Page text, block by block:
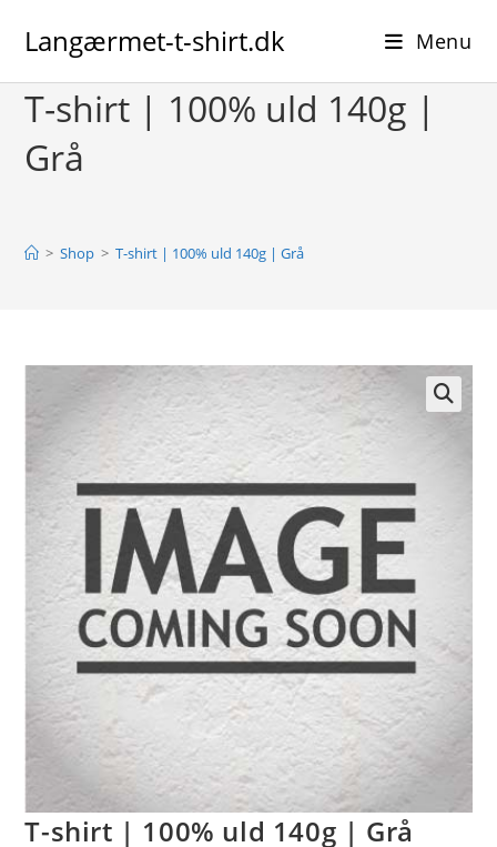
Langærmet-t-shirt.dk Menu
T-shirt | 100% uld 140g |
Grå
> Shop > T-shirt | 100% uld 140g | Grå
T-shirt | 100% uld 140g | Grå